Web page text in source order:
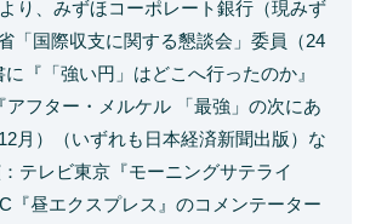
り、みずほコーポレート銀行（現みず
「国際収支に関する懇談会」委員（24
『「強い円」はどこへ行ったのか』
アフター・メルケル 「最強」の次にあ
月）（いずれも日本経済新聞出版）な
テレビ東京『モーニングサテライ
『昼エクスプレス』のコメンテーター